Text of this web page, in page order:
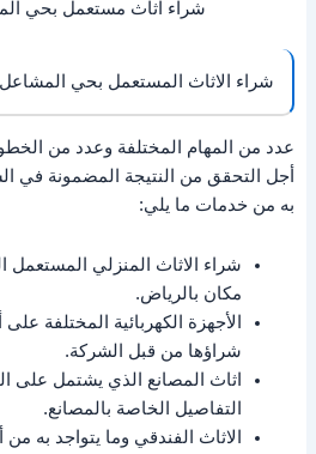
شراء اثاث مستعمل بحي
شراء الاثاث المستعمل بحي
عدد من المهام المختلفة وعدد من
أجل التحقق من النتيجة المضمونة في
به من خدمات ما يلي:
شراء الاثاث المنزلي
مكان بالرياض.
الأجهزة الكهربائية المختلفة
شراؤها من قبل الشركة.
اثاث المصانع الذي يشتمل على
التفاصيل الخاصة بالمصانع.
الاثاث الفندقي وما يتواجد به